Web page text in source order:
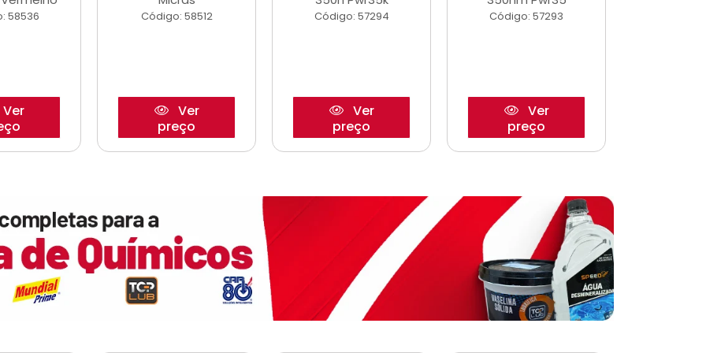
58536
Ver
Código: 58512
Ver
preço
Código: 57294
Ver
preço
Código: 57293
Ver
preço